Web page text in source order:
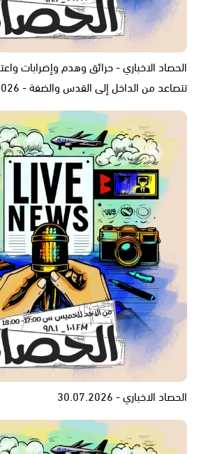
الحصاد الاخباري - حرائق وهدم وإضرابات
تتصاعد من الداخل إلى القدس والضفة - 02.08.2026
الحصاد الاخباري - 30.07.2026